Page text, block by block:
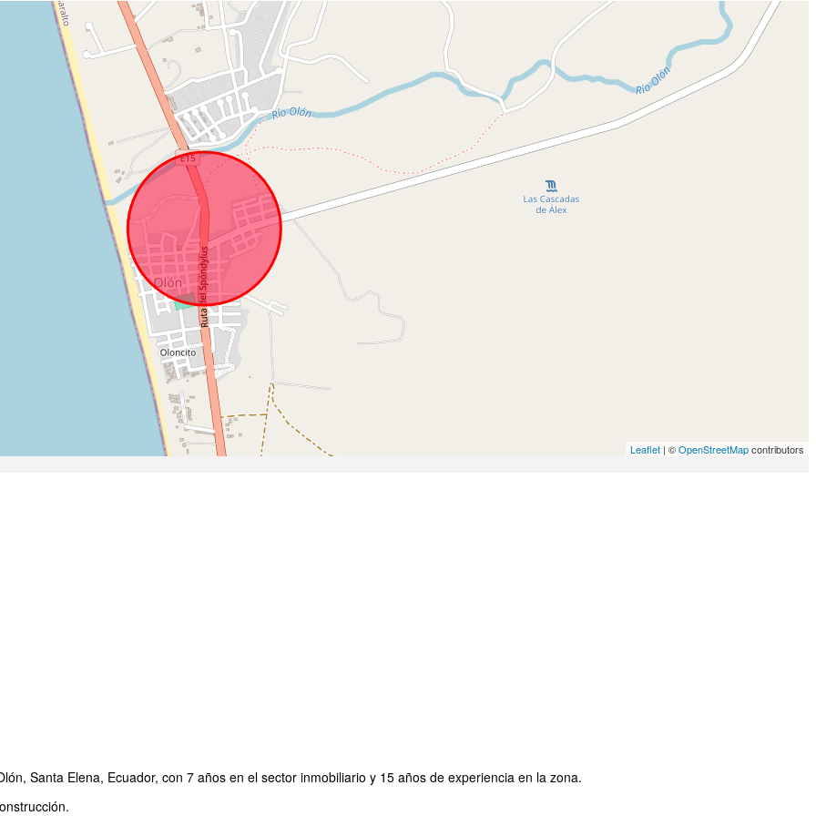
Leaflet | ©OpenStreetMapcontributors
Santa Elena, Ecuador, con 7 años en el sector inmobiliario y 15 años de experiencia en la zona.